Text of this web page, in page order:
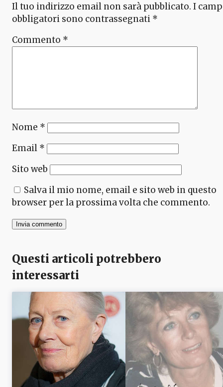
Il tuo indirizzo email non sarà pubblicato. I
obbligatori sono contrassegnati *
Commento *
Nome *
Email *
Sito web
Salva il mio nome, email e sito web in questo
browser per la prossima volta che commento.
Questi articoli potrebbero
interessarti